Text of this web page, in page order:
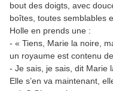
bout des doigts, avec
boîtes, toutes semblables
Holle en prends une :
- « Tiens, Marie la noire,
un royaume est contenu
- Je sais, je sais, dit Marie
Elle s’en va maintenant,